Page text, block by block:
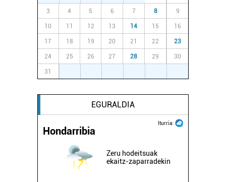
3 4 5 6 7 8 9
10 11 12 13 14 15 16
17 18 19 20 21 22 23
24 25 26 27 28 29 30
31
EGURALDIA
Iturria:
Hondarribia
Zeru hodeitsuak
ekaitz-zaparradekin